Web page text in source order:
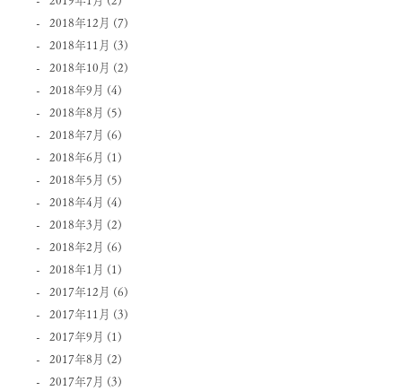
2018年12月 (7)
2018年11月 (3)
2018年10月 (2)
2018年9月 (4)
2018年8月 (5)
2018年7月 (6)
2018年6月 (1)
2018年5月 (5)
2018年4月 (4)
2018年3月 (2)
2018年2月 (6)
2018年1月 (1)
2017年12月 (6)
2017年11月 (3)
2017年9月 (1)
2017年8月 (2)
2017年7月 (3)